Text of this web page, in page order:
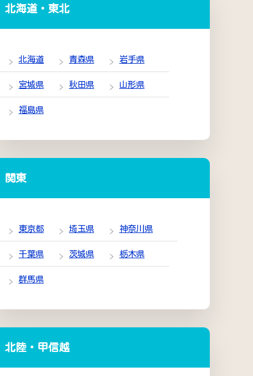
北海道・東北
北海道 青森県 岩手県
宮城県 秋田県 山形県
福島県
関東
東京都 埼玉県 神奈川県
千葉県 茨城県 栃木県
群馬県
北陸・甲信越